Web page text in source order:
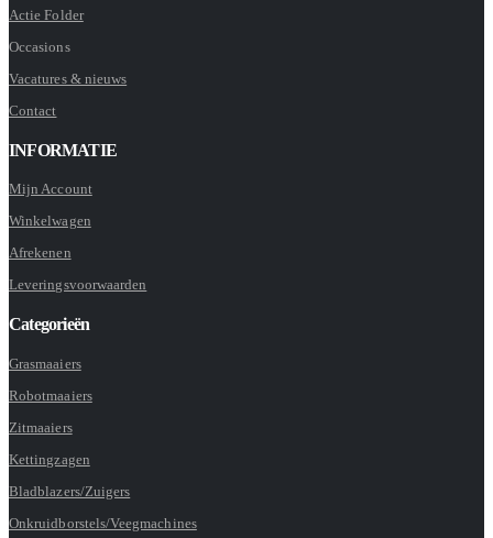
Actie Folder
Occasions
Vacatures & nieuws
Contact
INFORMATIE
Mijn Account
Winkelwagen
Afrekenen
Leveringsvoorwaarden
Categorieën
Grasmaaiers
Robotmaaiers
Zitmaaiers
Kettingzagen
Bladblazers/Zuigers
Onkruidborstels/Veegmachines